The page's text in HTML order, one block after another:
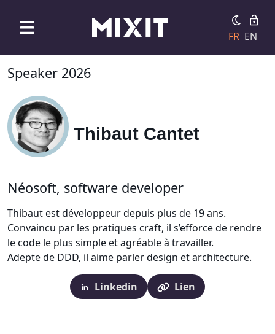
FR EN
Speaker 2026
Thibaut Cantet
Néosoft, software developer
Thibaut est développeur depuis plus de 19 ans.
Convaincu par les pratiques craft, il s’efforce de rendre
le code le plus simple et agréable à travailler.
Adepte de DDD, il aime parler design et architecture.
Linkedin Lien